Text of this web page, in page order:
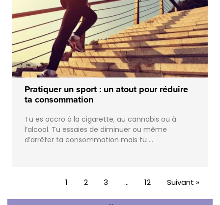
Pratiquer un sport : un atout pour réduire
ta consommation
Tu es accro à la cigarette, au cannabis ou à
l’alcool. Tu essaies de diminuer ou même
d’arrêter ta consommation mais tu …
1 2 3 … 12 Suivant »